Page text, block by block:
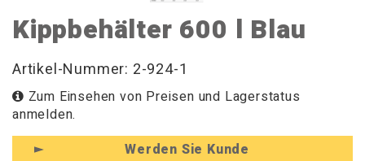
Kippbehälter 600 l Blau
Artikel-Nummer: 2-924-1
Zum Einsehen von Preisen und Lagerstatus
anmelden.
Werden Sie Kunde